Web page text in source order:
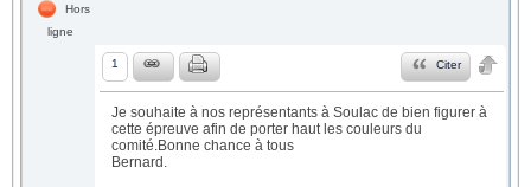
Hors
ligne
1 Citer
Je souhaite à nos représentants à Soulac de bien figurer à
cette épreuve afin de porter haut les couleurs du
comité.Bonne chance à tous
Bernard.